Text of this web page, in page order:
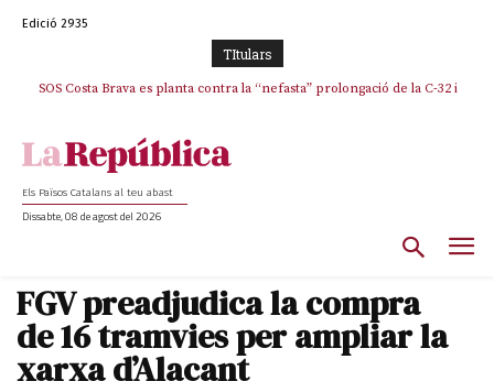
Edició 2935
TItulars
SOS Costa Brava es planta contra la “nefasta” prolongació de la C-32 i
Els Països Catalans al teu abast
Dissabte, 08 de agost del 2026
FGV preadjudica la compra
de 16 tramvies per ampliar la
xarxa d’Alacant